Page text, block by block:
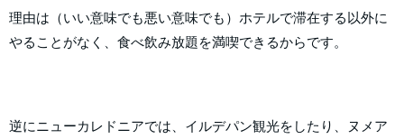
理由は（いい意味でも悪い意味でも）ホテルで滞在する以外に
やることがなく、食べ飲み放題を満喫できるからです。
逆にニューカレドニアでは、イルデパン観光をしたり、ヌメア